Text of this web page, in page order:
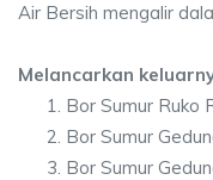
Air Bersih mengalir
Melancarkan
Bor Sumur Ruko
Bor Sumur
Bor Sumur